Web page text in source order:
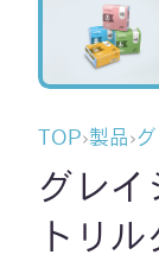
TOP›製品›
グレイ
トリ